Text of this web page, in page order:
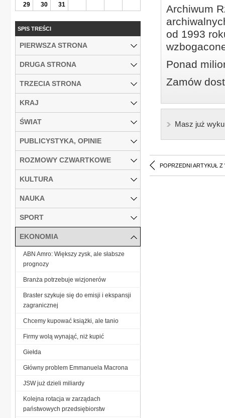
Archiwum
od 1993
Ponad
Zamów
Masz już
POPRZEDNI ARTYKUŁ Z
29
30 31
SPIS TREŚCI
PIERWSZA STRONA
DRUGA STRONA
TRZECIA STRONA
KRAJ
ŚWIAT
PUBLICYSTYKA, OPINIE
ROZMOWY CZWARTKOWE
KULTURA
NAUKA
SPORT
EKONOMIA
ABN Amro: Większy zysk, ale słabsze
prognozy
Branża potrzebuje wizjonerów
Braster szykuje się do emisji i ekspansji
zagranicznej
Chcemy kupować książki, ale tanio
Firmy wolą wynająć, niż kupić
Giełda
Główny problem Emmanuela Macrona
JSW już dzieli miliardy
Kolejna rotacja w zarządach
państwowych przedsiębiorstw